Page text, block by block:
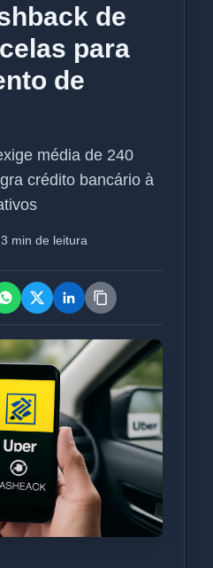
de
para
de
média de 240
crédito bancário à
min de leitura